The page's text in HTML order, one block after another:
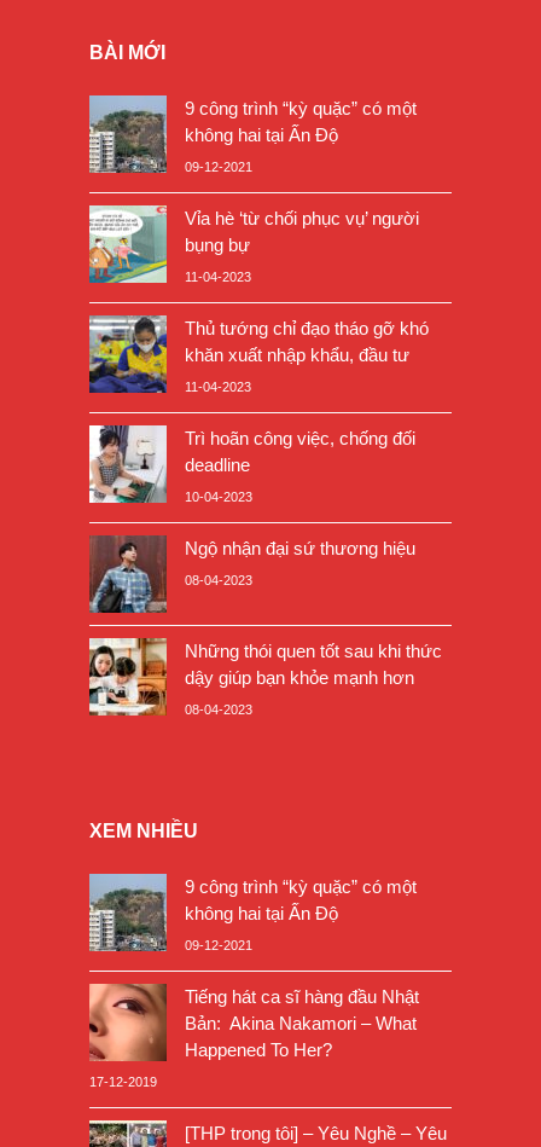
BÀI MỚI
9 công trình “kỳ quặc” có một
không hai tại Ấn Độ
09-12-2021
Vỉa hè ‘từ chối phục vụ’ người
bụng bự
11-04-2023
Thủ tướng chỉ đạo tháo gỡ khó
khăn xuất nhập khẩu, đầu tư
11-04-2023
Trì hoãn công việc, chống đối
deadline
10-04-2023
Ngộ nhận đại sứ thương hiệu
08-04-2023
Những thói quen tốt sau khi thức
dậy giúp bạn khỏe mạnh hơn
08-04-2023
XEM NHIỀU
9 công trình “kỳ quặc” có một
không hai tại Ấn Độ
09-12-2021
Tiếng hát ca sĩ hàng đầu Nhật
Bản: Akina Nakamori – What
Happened To Her?
17-12-2019
[THP trong tôi] – Yêu Nghề – Yêu